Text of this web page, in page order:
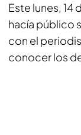
Este lunes, 14
hacía público
con el
conocer los